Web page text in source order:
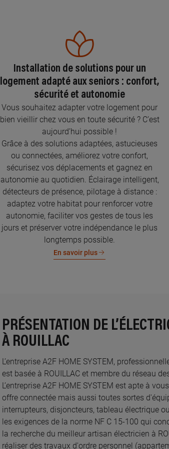
Installation de solutions pour un
logement adapté aux seniors : confort,
sécurité et autonomie
Vous souhaitez adapter votre logement pour
bien vieillir chez vous en toute sécurité ? C’est
aujourd’hui possible !
Grâce à des solutions adaptées, astucieuses
ou connectées, améliorez votre confort,
sécurisez vos déplacements et gagnez en
autonomie au quotidien. Éclairage intelligent,
détecteurs de présence, pilotage à distance :
adaptez votre habitat pour renforcer votre
autonomie, faciliter vos gestes de tous les
jours et préserver votre indépendance le plus
longtemps possible.
En savoir plus
PRÉSENTATION DE
À ROUILLAC
L’entreprise A2F HOME SYSTEM,
est basée à ROUILLAC et membre du réseau
L’entreprise A2F HOME SYSTEM est apte à
offre connectée mais aussi toutes sortes
interrupteurs, disjoncteurs, tableau électrique
les exigences de la norme NF C 15-100 qui
la recherche du meilleur artisan électricien à
réaliser des travaux d'ordre personnel